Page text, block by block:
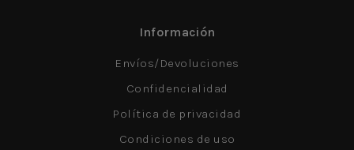
Información
Envíos/Devoluciones
Confidencialidad
Política de privacidad
Condiciones de uso